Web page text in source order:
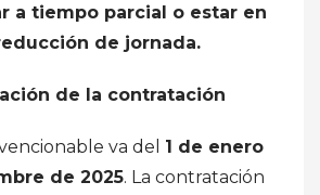
a tiempo parcial o estar en
de jornada.
de la contratación
va del 1 de enero
de 2025. La contratación